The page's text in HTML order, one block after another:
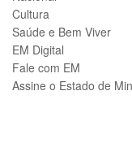
Cultura
Saúde e Bem Viver
EM Digital
Fale com EM
Assine o Estado de